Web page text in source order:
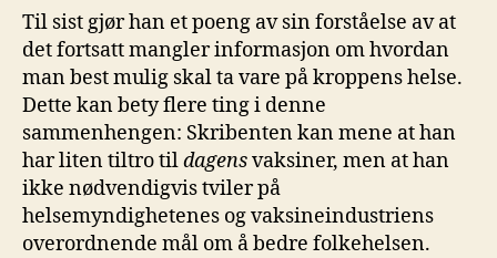
Til sist gjør han et poeng av sin forståelse av at
det fortsatt mangler informasjon om hvordan
man best mulig skal ta vare på kroppens helse.
Dette kan bety flere ting i denne
sammenhengen: Skribenten kan mene at han
har liten tiltro tildagensvaksiner, men at han
ikke nødvendigvis tviler på
helsemyndighetenes og vaksineindustriens
overordnende mål om å bedre folkehelsen.